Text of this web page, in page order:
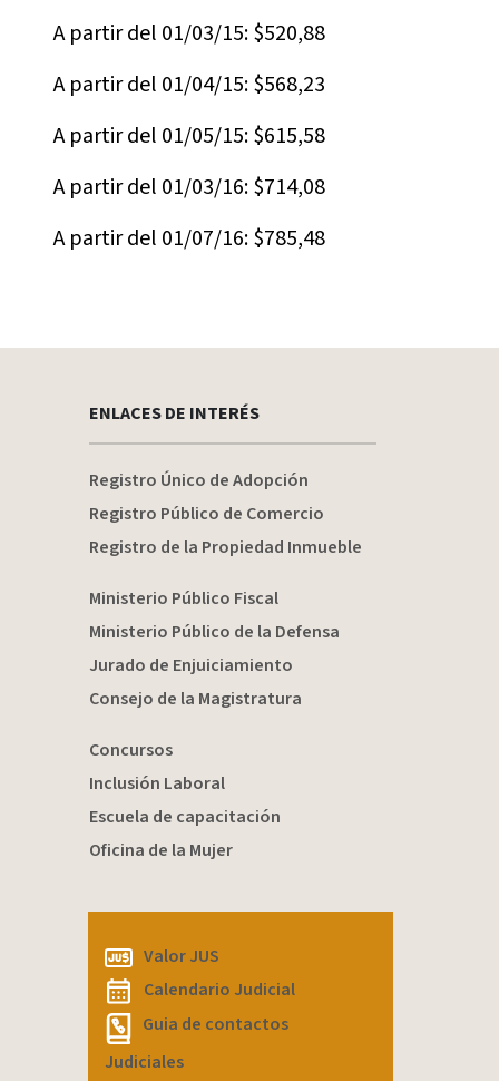
A partir del 01/03/15: $520,88
A partir del 01/04/15: $568,23
A partir del 01/05/15: $615,58
A partir del 01/03/16: $714,08
A partir del 01/07/16: $785,48
ENLACES DE INTERÉS
Registro Único de Adopción
Registro Público de Comercio
Registro de la Propiedad Inmueble
Ministerio Público Fiscal
Ministerio Público de la Defensa
Jurado de Enjuiciamiento
Consejo de la Magistratura
Concursos
Inclusión Laboral
Escuela de capacitación
Oficina de la Mujer
Valor JUS
Calendario Judicial
Guia de contactos
Judiciales